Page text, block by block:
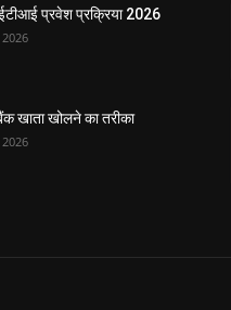
प्रवेश प्रक्रिया 2026
खाता खोलने का तरीका